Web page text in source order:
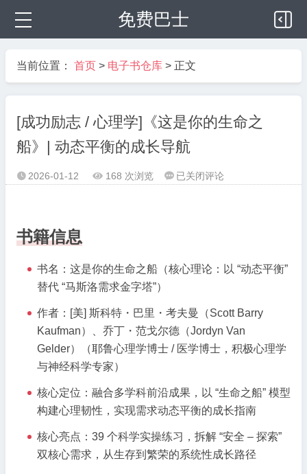
免费巴士
当前位置： 首页 > 电子书仓库 > 正文
[成功励志 / 心理学]《这是你的生命之
船》| 动态平衡的成长导航
 2026-01-12  168 次浏览  [成
理
《这
是
的
命
之
动
态
已关闭评论
书籍信息
书名：这是你的生命之船（核心理论：以 “动态平衡”
替代 “马斯洛需求金字塔”）
作者：[美] 斯科特・巴里・考夫曼（Scott Barry
Kaufman）、乔丁・范戈尔德（Jordyn Van
Gelder）（耶鲁心理学博士 / 医学博士，积极心理学
与神经科学专家）
核心定位：融合多学科前沿成果，以 “生命之船” 模型
构建心理韧性，实现需求动态平衡的成长指南
核心亮点：39 个科学实操练习，拆解 “安全 – 探索”
双核心需求，从生存到繁荣的系统性成长路径